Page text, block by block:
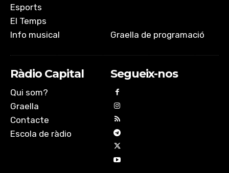
Esports
El Temps
Info musical
Graella de programació
Ràdio Capital
Qui som?
Graella
Contacte
Escola de ràdio
Segueix-nos